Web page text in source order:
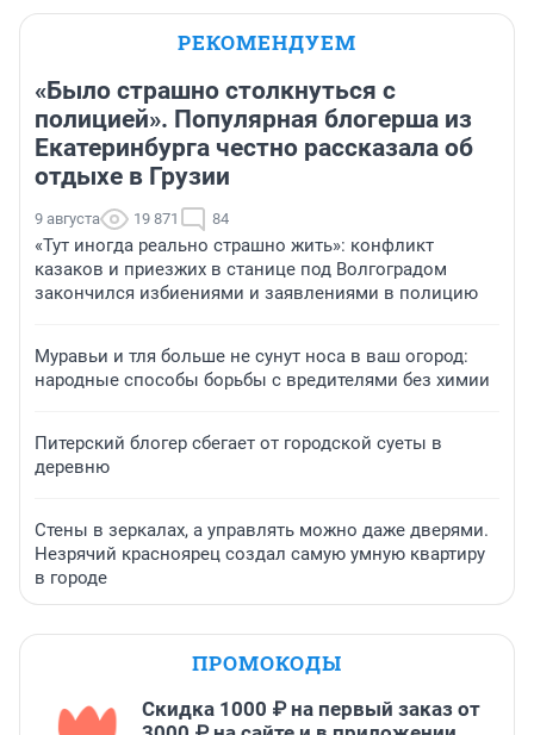
РЕКОМЕНДУЕМ
«Было страшно столкнуться с
полицией». Популярная блогерша из
Екатеринбурга честно рассказала об
отдыхе в Грузии
9 августа 19 871 84
«Тут иногда реально страшно жить»: конфликт
казаков и приезжих в станице под Волгоградом
закончился избиениями и заявлениями в полицию
Муравьи и тля больше не сунут носа в ваш огород:
народные способы борьбы с вредителями без химии
Питерский блогер сбегает от городской суеты в
деревню
Стены в зеркалах, а управлять можно даже дверями.
Незрячий красноярец создал самую умную квартиру
в городе
ПРОМОКОДЫ
Скидка 1000 ₽ на первый заказ от